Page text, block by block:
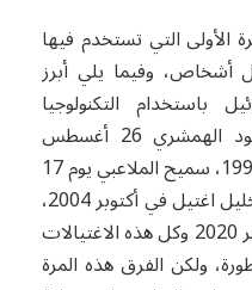
التي تستخدم فيها
أشخاص، وفيما يلي أبرز
باستخدام التكنولوجيا
المتطورة، فقد تم اغتيال محمود الهمشري 26 أغسطس
1972، يحيى عياش يوم 5 يناير 1996، سميح الملاعبي يوم 17
ديسمبر 2000، عز الدين الشيخ خليل اغتيل في أكتوبر 2004،
ومحسن فخري زاده يوم 27 نوفمبر 2020 وكل هذه الاغتيالات
ولكن الفرق هذه المرة